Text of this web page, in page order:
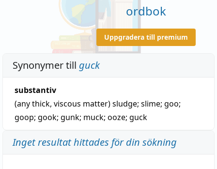
ordbok
Uppgradera till premium
Synonymer till guck
substantiv
(any thick, viscous matter)sludge; slime; goo;
goop; gook; gunk; muck; ooze; guck
Inget resultat hittades för din sökning